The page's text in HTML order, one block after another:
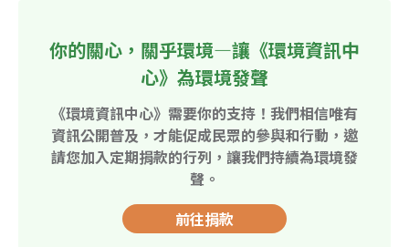
你的關心，關乎環境—讓《環境資訊中
心》為環境發聲
《環境資訊中心》需要你的支持！我們相信唯有
資訊公開普及，才能促成民眾的參與和行動，邀
請您加入定期捐款的行列，讓我們持續為環境發
聲。
前往捐款